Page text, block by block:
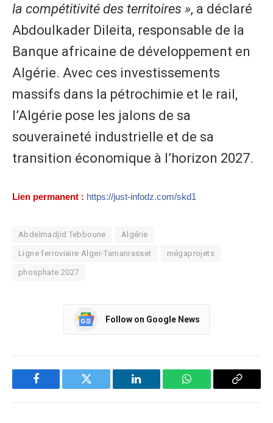
la compétitivité des territoires », a déclaré
Abdoulkader Dileita, responsable de la
Banque africaine de développement en
Algérie. Avec ces investissements
massifs dans la pétrochimie et le rail,
l’Algérie pose les jalons de sa
souveraineté industrielle et de sa
transition économique à l’horizon 2027.
Lien permanent : https://just-infodz.com/skd1
Abdelmadjid Tebboune Algérie
Ligne ferroviaire Alger-Tamanrasset mégaprojets
phosphate 2027
Follow on Google News
Facebook Twitter LinkedIn WhatsApp Copy